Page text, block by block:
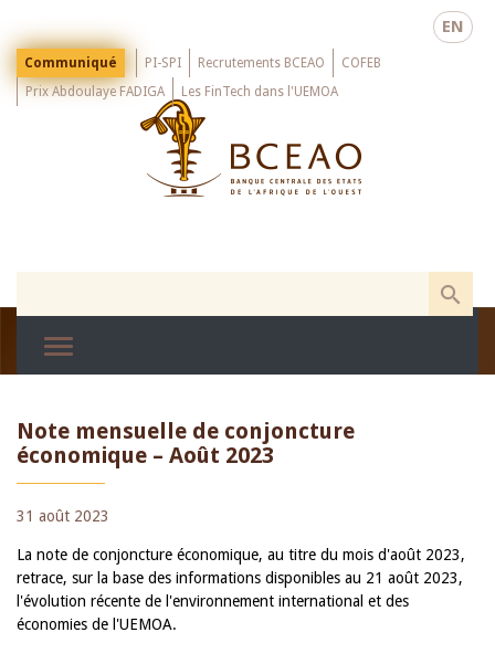
main
EN
Menu
Top
Communiqué PI-SPI Recrutements BCEAO
COFEB
Prix Abdoulaye FADIGA
Les FinTech dans l'UEMOA
Note mensuelle de conjoncture
économique – Août 2023
31 août 2023
La note de conjoncture économique, au titre du mois d'août 2023,
retrace, sur la base des informations disponibles au 21 août 2023,
l'évolution récente de l'environnement international et des
économies de l'UEMOA.